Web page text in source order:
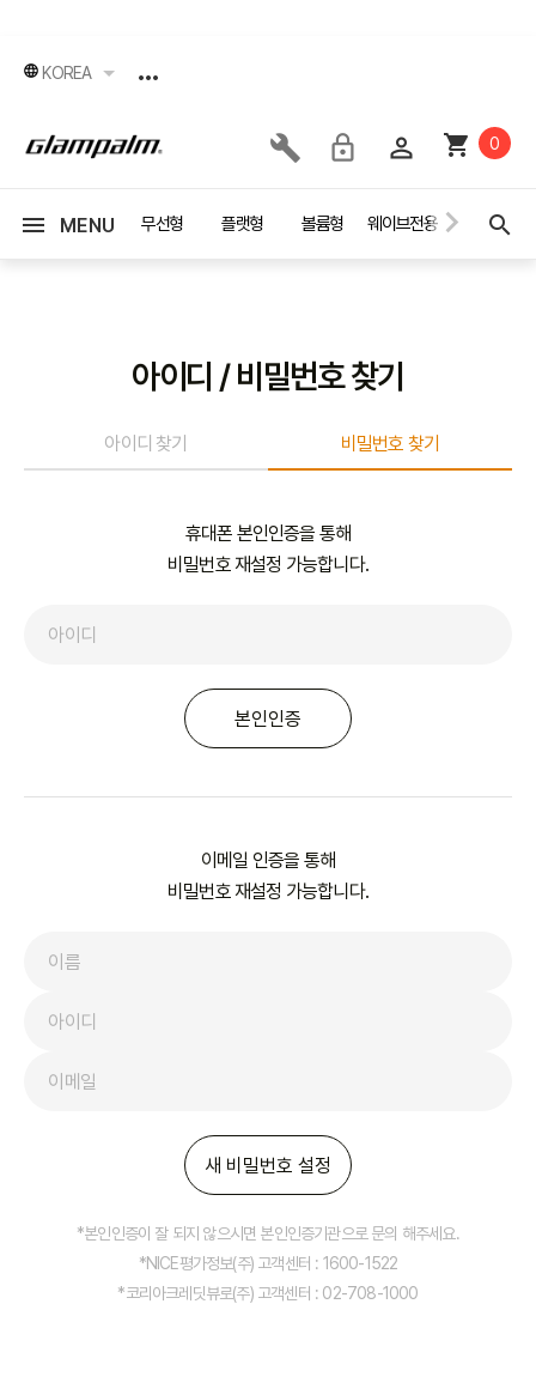
KOREA
0
MENU
리 이벤트 무선형 플랫형 볼륨형 웨이브전용 드라이어
아이디 / 비밀번호 찾기
아이디 찾기 비밀번호 찾기
휴대폰 본인인증을 통해
비밀번호 재설정 가능합니다.
본인인증
이메일 인증을 통해
비밀번호 재설정 가능합니다.
새 비밀번호 설정
*본인인증이 잘 되지 않으시면 본인인증기관으로 문의 해주세요.
*NICE평가정보(주) 고객센터 : 1600-1522
*코리아크레딧뷰로(주) 고객센터 : 02-708-1000